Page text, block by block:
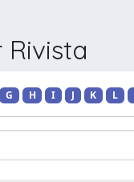
G H I J K L